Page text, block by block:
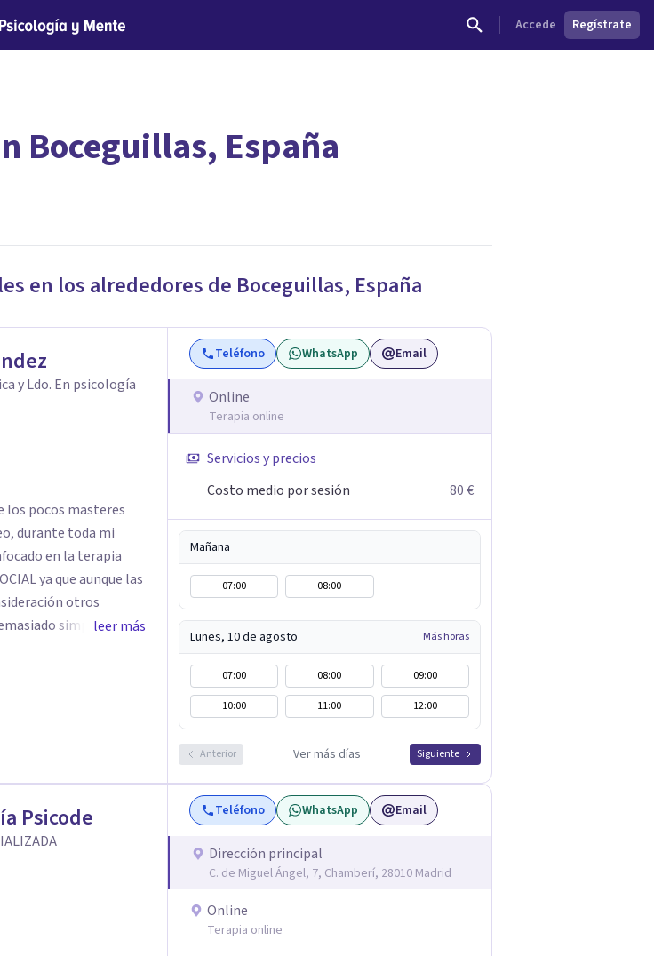
Accede Regístrate
adecuado?
Boceguillas, España
en los alrededores de Boceguillas, España
y Ldo. En psicología
los pocos masteres
durante toda mi
en la terapia
ya que aunque las
otros
simplista,
cada caso como
leer más
Teléfono WhatsApp Email
Online
Terapia online
Servicios y precios
Costo medio por sesión
80 €
Mañana
07:00 08:00
Lunes, 10 de agosto Más horas
07:00 08:00
09:00
10:00
11:00 12:00
Anterior Ver más días Siguiente
Psicode Teléfono WhatsApp Email
Dirección principal
C. de Miguel Ángel, 7, Chamberí, 28010 Madrid
Online
Terapia online